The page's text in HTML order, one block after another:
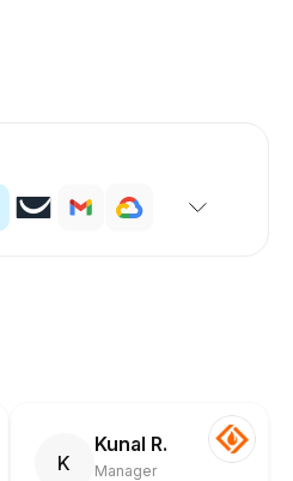
K
Kunal R.
Manager